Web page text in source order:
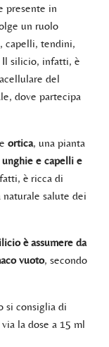
presente in
un ruolo
capelli, tendini,
Il silicio, infatti, è
del
dove partecipa
ortica, una pianta
e capelli e
è ricca di
salute dei
è assumere da
vuoto, secondo
si consiglia di
la dose a 15 ml